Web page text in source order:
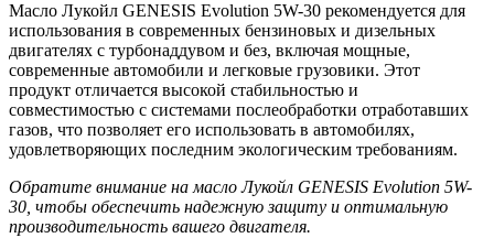
Масло Лукойл GENESIS Evolution 5W-30 рекомендуется для
использования в современных бензиновых и дизельных
двигателях с турбонаддувом и без, включая мощные,
современные автомобили и легковые грузовики. Этот
продукт отличается высокой стабильностью и
совместимостью с системами послеобработки отработавших
газов, что позволяет его использовать в автомобилях,
удовлетворяющих последним экологическим требованиям.
Обратите внимание на масло Лукойл GENESIS Evolution 5W-
30, чтобы обеспечить надежную защиту и оптимальную
производительность вашего двигателя.